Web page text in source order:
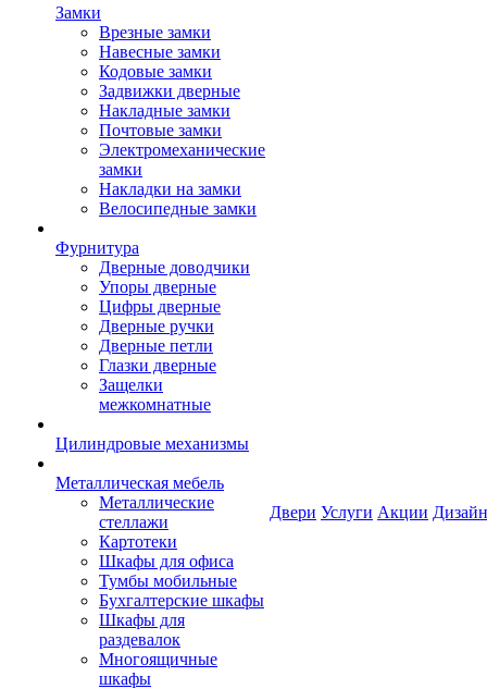
Замки
Врезные замки
Навесные замки
Кодовые замки
Задвижки дверные
Накладные замки
Почтовые замки
Электромеханические
замки
Накладки на замки
Велосипедные замки
Фурнитура
Дверные доводчики
Упоры дверные
Цифры дверные
Дверные ручки
Дверные петли
Глазки дверные
Защелки
межкомнатные
Цилиндровые механизмы
Металлическая мебель
Металлические
стеллажи
Картотеки
Шкафы для офиса
Тумбы мобильные
Бухгалтерские шкафы
Шкафы для
раздевалок
Многоящичные
шкафы
Двери Услуги Акции